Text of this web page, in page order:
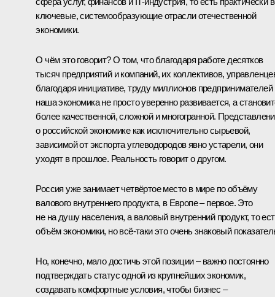
ключевые, системообразующие отрасли отечественной
экономики.
О чём это говорит? О том, что благодаря работе десятков
тысяч предприятий и компаний, их коллективов,
благодаря инициативе, труду миллионов предпринимателей
наша экономика не просто уверенно развивается, а
более качественной, сложной и многогранной.
о российской экономике как исключительно сырьевой,
зависимой от экспорта углеводородов явно устарели, они
уходят в прошлое. Реальность говорит о другом.
Россия уже занимает четвёртое место в мире по объёму
валового внутреннего продукта, в Европе – первое. Это
не на душу населения, а валовый внутренний продукт, то
объём экономики, но всё-таки это очень знаковый
Но, конечно, мало достичь этой позиции – важно постоянно
подтверждать статус одной из крупнейших экономик,
создавать комфортные условия, чтобы бизнес –